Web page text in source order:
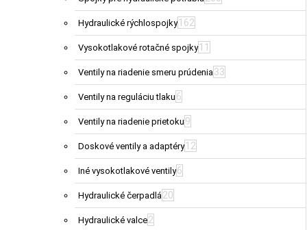
Hydraulické rýchlospojky 162
Vysokotlakové rotačné spojky 11
Ventily na riadenie smeru prúdenia33
Ventily na reguláciu tlaku 6
Ventily na riadenie prietoku 9
Doskové ventily a adaptéry 12
Iné vysokotlakové ventily6
Hydraulické čerpadlá20
Hydraulické valce2